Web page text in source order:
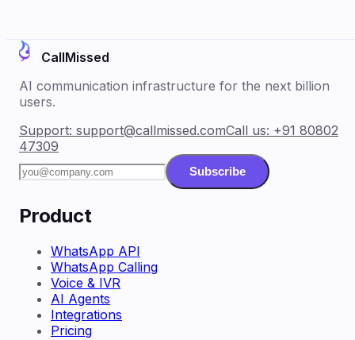
CallMissed
AI communication infrastructure for the next billion
users.
Support: support@callmissed.comCall us: +91 80802
47309
Subscribe
Product
WhatsApp API
WhatsApp Calling
Voice & IVR
AI Agents
Integrations
Pricing